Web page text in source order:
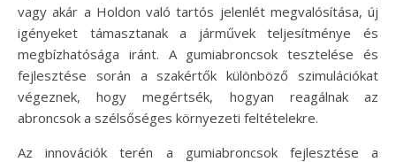
vagy akár a Holdon való tartós jelenlét megvalósítása, új
igényeket támasztanak a járművek teljesítménye és
megbízhatósága iránt. A gumiabroncsok tesztelése és
fejlesztése során a szakértők különböző szimulációkat
végeznek, hogy megértsék, hogyan reagálnak az
abroncsok a szélsőséges környezeti feltételekre.
Az innovációk terén a gumiabroncsok fejlesztése a